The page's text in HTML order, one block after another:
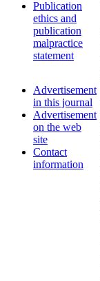
Publication
ethics and
publication
malpractice
statement
Advertisement
in this journal
Advertisement
on the web
site
Contact
information